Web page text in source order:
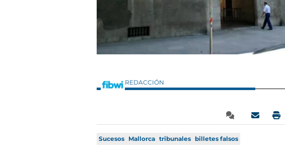
REDACCIÓN
Sucesos Mallorca tribunales billetes falsos